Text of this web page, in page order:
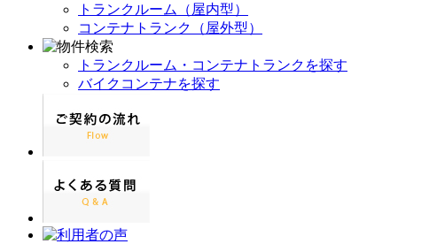
トランクルーム（屋内型）
コンテナトランク（屋外型）
トランクルーム・コンテナトランクを探す
バイクコンテナを探す